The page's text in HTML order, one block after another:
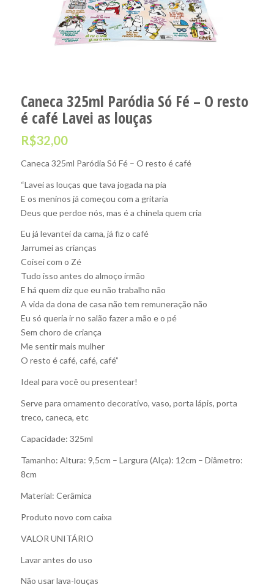
Caneca 325ml Paródia Só Fé – O resto
é café Lavei as louças
R$32,00
Caneca 325ml Paródia Só Fé – O resto é café
“Lavei as louças que tava jogada na pia
E os meninos já começou com a gritaria
Deus que perdoe nós, mas é a chinela quem cria
Eu já levantei da cama, já fiz o café
Jarrumei as crianças
Coisei com o Zé
Tudo isso antes do almoço irmão
E há quem diz que eu não trabalho não
A vida da dona de casa não tem remuneração não
Eu só queria ir no salão fazer a mão e o pé
Sem choro de criança
Me sentir mais mulher
O resto é café, café, café”
Ideal para você ou presentear!
Serve para ornamento decorativo, vaso, porta lápis, porta
treco, caneca, etc
Capacidade: 325ml
Tamanho: Altura: 9,5cm – Largura (Alça): 12cm – Diâmetro:
8cm
Material: Cerâmica
Produto novo com caixa
VALOR UNITÁRIO
Lavar antes do uso
Não usar lava-louças